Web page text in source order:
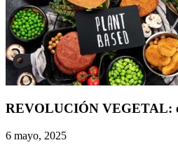
REVOLUCIÓN VEGETAL:
6 mayo, 2025